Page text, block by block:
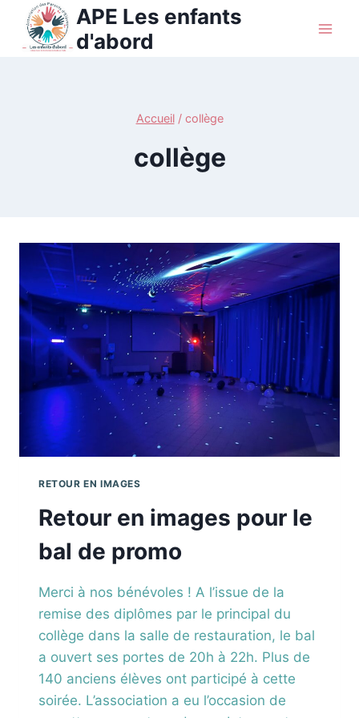
contenu
APE Les enfants
d'abord
Accueil / collège
collège
RETOUR EN IMAGES
Retour en images pour le
bal de promo
Merci à nos bénévoles ! A l’issue de la
remise des diplômes par le principal du
collège dans la salle de restauration, le bal
a ouvert ses portes de 20h à 22h. Plus de
140 anciens élèves ont participé à cette
soirée. L’association a eu l’occasion de